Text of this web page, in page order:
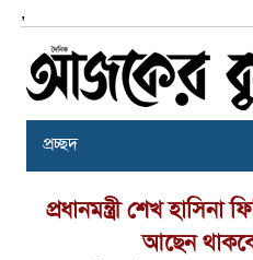
,
প্রচ্ছদ
প্রধানমন্ত্রী শেখ হাসিনা
আছেন